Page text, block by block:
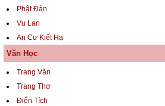
Phật Đản
Vu Lan
An Cư Kiết Hạ
Văn Học
Trang Văn
Trang Thơ
Điển Tích